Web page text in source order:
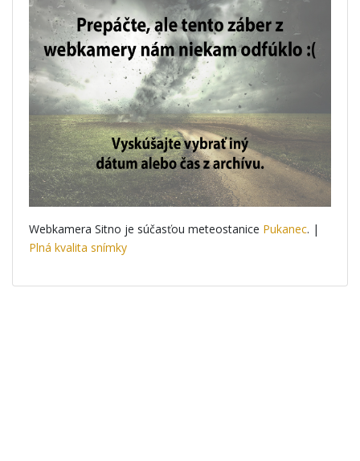
Webkamera Sitno je súčasťou meteostanice Pukanec. |
Plná kvalita snímky